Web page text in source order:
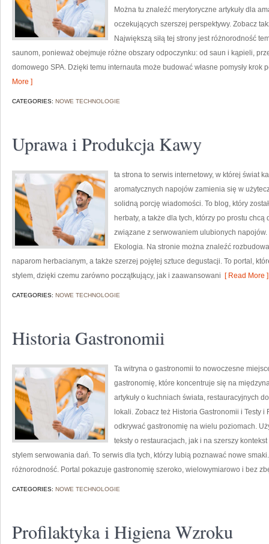
Można tu znaleźć merytoryczne artykuły dla
oczekujących szerszej perspektywy. Zobacz
Największą siłą tej strony jest różnorodność
saunom, ponieważ obejmuje różne obszary odpoczynku: od saun i kąpieli,
domowego SPA. Dzięki temu internauta może budować własne pomysły krok
More ]
CATEGORIES: NOWE TECHNOLOGIE
Uprawa i Produkcja Kawy
ta strona to serwis internetowy, w której świat
aromatycznych napojów zamienia się w
solidną porcję wiadomości. To blog, który
herbaty, a także dla tych, którzy po prostu
związane z serwowaniem ulubionych
Ekologia. Na stronie można znaleźć
naparom herbacianym, a także szerzej pojętej sztuce degustacji. To portal,
stylem, dzięki czemu zarówno początkujący, jak i zaawansowani [ Read More ]
CATEGORIES: NOWE TECHNOLOGIE
Historia Gastronomii
Ta witryna o gastronomii to nowoczesne
gastronomię, które koncentruje się na
artykuły o kuchniach świata, restauracyjnych
lokali. Zobacz też Historia Gastronomii i Testy
odkrywać gastronomię na wielu poziomach.
teksty o restauracjach, jak i na szerszy
stylem serwowania dań. To serwis dla tych, którzy lubią poznawać nowe
różnorodność. Portal pokazuje gastronomię szeroko, wielowymiarowo i bez
CATEGORIES: NOWE TECHNOLOGIE
Profilaktyka i Higiena Wzroku